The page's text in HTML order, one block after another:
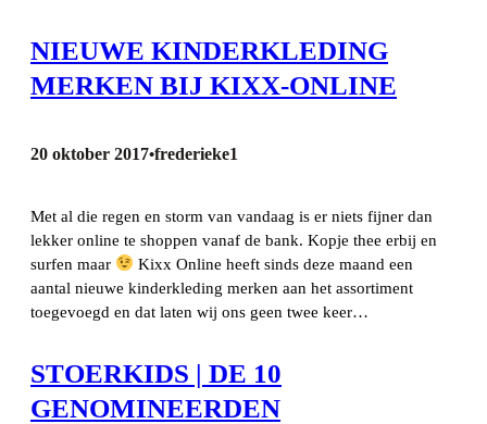
NIEUWE KINDERKLEDING
MERKEN BIJ KIXX-ONLINE
20 oktober 2017•frederieke1
Met al die regen en storm van vandaag is er niets fijner dan
lekker online te shoppen vanaf de bank. Kopje thee erbij en
surfen maar
Kixx Online heeft sinds deze maand een
aantal nieuwe kinderkleding merken aan het assortiment
toegevoegd en dat laten wij ons geen twee keer…
STOERKIDS | DE 10
GENOMINEERDEN